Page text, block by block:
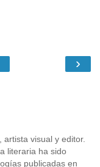
›
visual y editor.
literaria ha sido
publicadas en